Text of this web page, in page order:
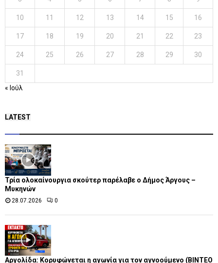
10 11 12 13 14 15 16
17 18 19 20 21 22 23
24 25 26 27 28 29 30
31
« Ιούλ
LATEST
Τρία ολοκαίνουργια σκούτερ παρέλαβε o Δήμος Άργους –
Μυκηνών
28.07.2026 0
Αργολίδα: Κορυφώνεται η αγωνία για τον αγνοούμενο (ΒΙΝΤΕΟ